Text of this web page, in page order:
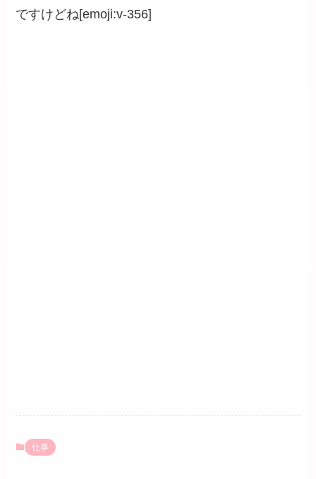
ですけどね[emoji:v-356]
仕事